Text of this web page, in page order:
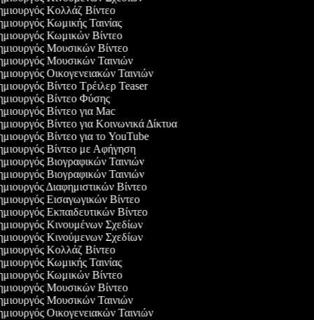
Κολλάζ Βίντεο
Κωμικής Ταινίας
Κωμικών Βίντεο
Μουσικών Βίντεο
Μουσικών Ταινιών
Οικογενειακών Ταινιών
Βίντεο Τρέιλερ Teaser
Βίντεο Φύσης
Βίντεο για Mac
Βίντεο για Κοινωνικά Δίκτυα
Βίντεο για το YouTube
Βίντεο με Αφήγηση
Βιογραφικών Ταινιών
Βιογραφικών Ταινιών
Διαφημιστικών Βίντεο
Εισαγωγικών Βίντεο
Εκπαιδευτικών Βίντεο
Κινουμένων Σχεδίων
Κινούμενων Σχεδίων
Κολλάζ Βίντεο
Κωμικής Ταινίας
Κωμικών Βίντεο
Μουσικών Βίντεο
Μουσικών Ταινιών
Οικογενειακών Ταινιών